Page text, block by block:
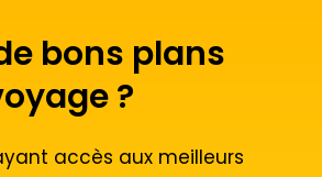
bons plans
?
accès aux meilleurs